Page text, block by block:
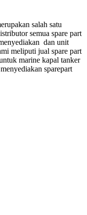
salah satu
semua spare part
dan unit
meliputi jual spare part
marine kapal tanker
sparepart